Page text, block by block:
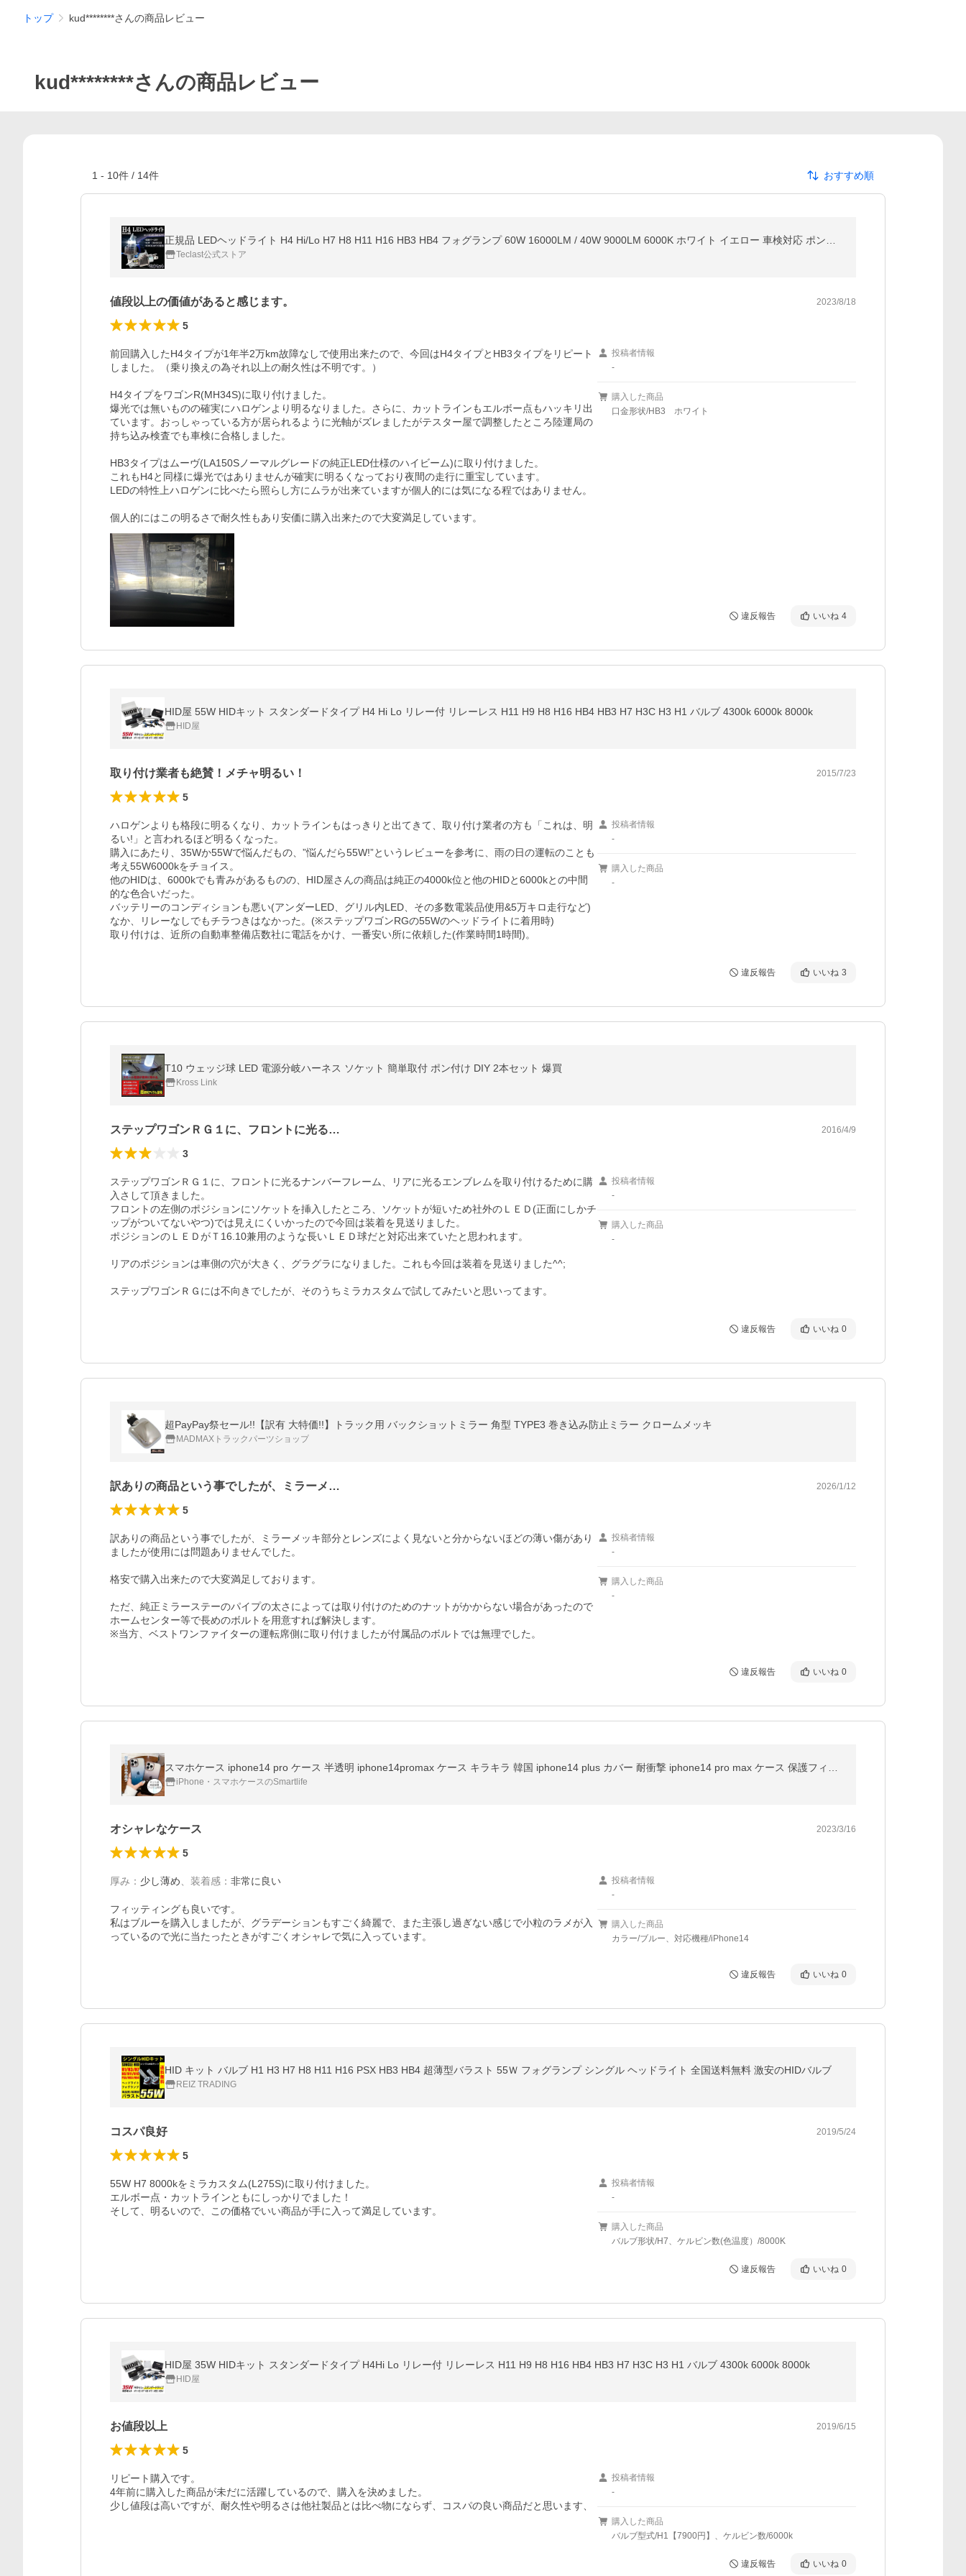
トップ kud********さんの商品レビュー
kud********さんの商品レビュー
1 - 10件 / 14件 おすすめ順
Teclast公式ストア
値段以上の価値があると感じます。 2023/8/18
5
前回購入したH4タイプが1年半2万km故障なしで使用出来たので、今回はH4タイプとHB3タイプをリピート
しました。（乗り換えの為それ以上の耐久性は不明です。）
H4タイプをワゴンR(MH34S)に取り付けました。
爆光では無いものの確実にハロゲンより明るなりました。さらに、カットラインもエルボー点もハッキリ出
ています。おっしゃっている方が居られるように光軸がズレましたがテスター屋で調整したところ陸運局の
持ち込み検査でも車検に合格しました。
HB3タイプはムーヴ(LA150Sノーマルグレードの純正LED仕様のハイビーム)に取り付けました。
これもH4と同様に爆光ではありませんが確実に明るくなっており夜間の走行に重宝しています。
LEDの特性上ハロゲンに比べたら照らし方にムラが出来ていますが個人的には気になる程ではありません。
個人的にはこの明るさで耐久性もあり安価に購入出来たので大変満足しています。
投稿者情報
-
購入した商品
口金形状/HB3 ホワイト
違反報告 いいね 4
HID屋 55W HIDキット スタンダードタイプ H4 Hi Lo リレー付 リレーレス H11 H9 H8 H16 HB4 HB3 H7 H3C H3 H1 バルブ 4300k 6000k 8000k
HID屋
取り付け業者も絶賛！メチャ明るい！ 2015/7/23
5
ハロゲンよりも格段に明るくなり、カットラインもはっきりと出てきて、取り付け業者の方も「これは、明
るい!」と言われるほど明るくなった。
購入にあたり、35Wか55Wで悩んだもの、”悩んだら55W!”というレビューを参考に、雨の日の運転のことも
考え55W6000kをチョイス。
他のHIDは、6000kでも青みがあるものの、HID屋さんの商品は純正の4000k位と他のHIDと6000kとの中間
的な色合いだった。
バッテリーのコンディションも悪い(アンダーLED、グリル内LED、その多数電装品使用&5万キロ走行など)
なか、リレーなしでもチラつきはなかった。(※ステップワゴンRGの55Wのヘッドライトに着用時)
取り付けは、近所の自動車整備店数社に電話をかけ、一番安い所に依頼した(作業時間1時間)。
投稿者情報
-
購入した商品
-
違反報告 いいね 3
T10 ウェッジ球 LED 電源分岐ハーネス ソケット 簡単取付 ポン付け DIY 2本セット 爆買
Kross Link
ステップワゴンＲＧ１に、フロントに光る… 2016/4/9
3
ステップワゴンＲＧ１に、フロントに光るナンバーフレーム、リアに光るエンブレムを取り付けるために購
入さして頂きました。
フロントの左側のポジションにソケットを挿入したところ、ソケットが短いため社外のＬＥＤ(正面にしかチ
ップがついてないやつ)では見えにくいかったので今回は装着を見送りました。
ポジションのＬＥＤがＴ16.10兼用のような長いＬＥＤ球だと対応出来ていたと思われます。
リアのポジションは車側の穴が大きく、グラグラになりました。これも今回は装着を見送りました^^;
ステップワゴンＲＧには不向きでしたが、そのうちミラカスタムで試してみたいと思いってます。
投稿者情報
-
購入した商品
-
違反報告 いいね 0
超PayPay祭セール!!【訳有 大特価!!】トラック用 バックショットミラー 角型 TYPE3 巻き込み防止ミラー クロームメッキ
MADMAXトラックパーツショップ
訳ありの商品という事でしたが、ミラーメ… 2026/1/12
5
訳ありの商品という事でしたが、ミラーメッキ部分とレンズによく見ないと分からないほどの薄い傷があり
ましたが使用には問題ありませんでした。
格安で購入出来たので大変満足しております。
ただ、純正ミラーステーのパイプの太さによっては取り付けのためのナットがかからない場合があったので
ホームセンター等で長めのボルトを用意すれば解決します。
投稿者情報
-
購入した商品
-
違反報告 いいね 0
iPhone・スマホケースのSmartlife
オシャレなケース 2023/3/16
5
厚み ： 少し薄め 装着感 ： 非常に良い
フィッティングも良いです。
私はブルーを購入しましたが、グラデーションもすごく綺麗で、また主張し過ぎない感じで小粒のラメが入
っているので光に当たったときがすごくオシャレで気に入っています。
投稿者情報
-
購入した商品
カラー/ブルー、対応機種/iPhone14
違反報告 いいね 0
HID キット バルブ H1 H3 H7 H8 H11 H16 PSX HB3 HB4 超薄型バラスト 55Ｗ フォグランプ シングル ヘッドライト 全国送料無料 激安のHIDバルブ
REIZ TRADING
コスパ良好 2019/5/24
5
55W H7 8000kをミラカスタム(L275S)に取り付けました。
エルボー点・カットラインともにしっかりでました！
そして、明るいので、この価格でいい商品が手に入って満足しています。
投稿者情報
-
購入した商品
バルブ形状/H7、ケルビン数(色温度）/8000K
違反報告 いいね 0
HID屋 35W HIDキット スタンダードタイプ H4Hi Lo リレー付 リレーレス H11 H9 H8 H16 HB4 HB3 H7 H3C H3 H1 バルブ 4300k 6000k 8000k
HID屋
お値段以上 2019/6/15
5
リピート購入です。
4年前に購入した商品が未だに活躍しているので、購入を決めました。
少し値段は高いですが、耐久性や明るさは他社製品とは比べ物にならず、コスパの良い商品だと思います、
投稿者情報
-
購入した商品
バルブ型式/H1【7900円】、ケルビン数/6000k
違反報告 いいね 0